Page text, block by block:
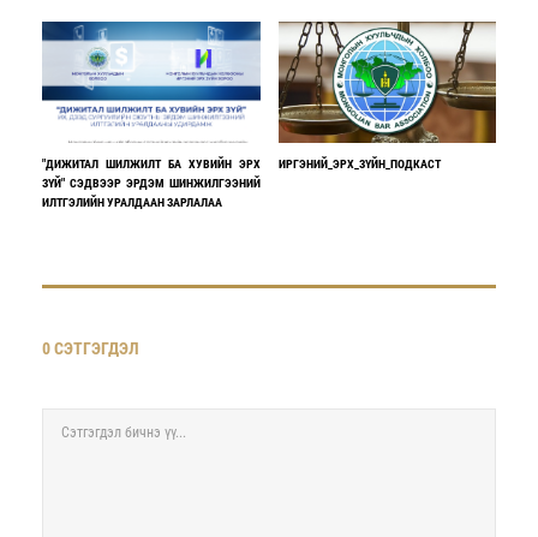
​"ДИЖИТАЛ ШИЛЖИЛТ БА ХУВИЙН ЭРХ
ЗҮЙ" СЭДВЭЭР ЭРДЭМ ШИНЖИЛГЭЭНИЙ
ИЛТГЭЛИЙН УРАЛДААН ЗАРЛАЛАА
ИРГЭНИЙ_ЭРХ_ЗҮЙН_ПОДКАСТ
0 СЭТГЭГДЭЛ